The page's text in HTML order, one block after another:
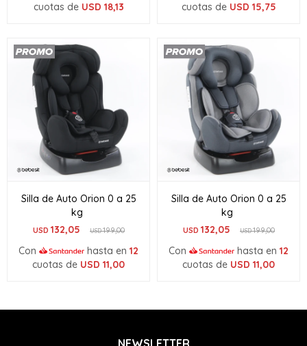
cuotas de USD 18,13
cuotas de USD 15,75
Silla de Auto Orion 0 a 25
kg
USD 132,05 USD199,00
Con hasta en 12
cuotas de USD 11,00
Silla de Auto Orion 0 a 25
kg
USD 132,05 USD199,00
Con hasta en 12
cuotas de USD 11,00
NEWSLETTER